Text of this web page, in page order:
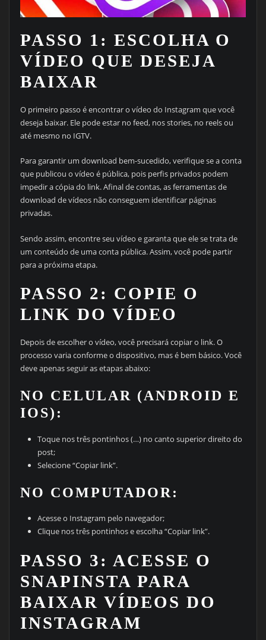
PASSO 1: ESCOLHA O
VÍDEO QUE DESEJA
BAIXAR
O primeiro passo é encontrar o vídeo do Instagram que você
deseja baixar. Ele pode estar no feed, nos stories, no reels ou
até mesmo no IGTV.
Para garantir um download bem-sucedido, verifique se a conta
que publicou o vídeo é pública, pois perfis privados podem
impedir a cópia do link. Afinal de contas, as ferramentas de
download de vídeos não conseguem identificar páginas
privadas.
Sendo assim, encontre seu vídeo e garanta que ele se trata de
um conteúdo de uma conta pública. Assim, você pode partir
para a próxima etapa.
PASSO 2: COPIE O
LINK DO VÍDEO
Depois de escolher o vídeo, você precisará copiar o link. O
processo varia conforme o dispositivo, mas é bem básico. Você
deve apenas seguir as etapas abaixo:
NO CELULAR (ANDROID E
IOS):
Toque nos três pontinhos (…) no canto superior direito do
post;
Selecione “Copiar link”.
NO COMPUTADOR:
Acesse o Instagram pelo navegador;
Clique nos três pontinhos e escolha “Copiar link”.
PASSO 3: ACESSE O
SNAPINSTA PARA
BAIXAR VÍDEOS DO
INSTAGRAM